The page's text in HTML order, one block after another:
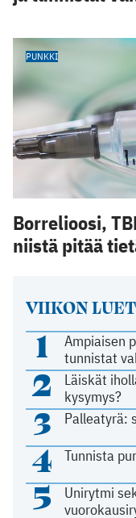
VIIKON
1
Ampiaisen
tunnistat
2
Läiskät
kysymys?
3 Palleatyrä:
4 Tunnista
5
Unirytmi
PUNKKI
Borrelioosi,
niistä pitää